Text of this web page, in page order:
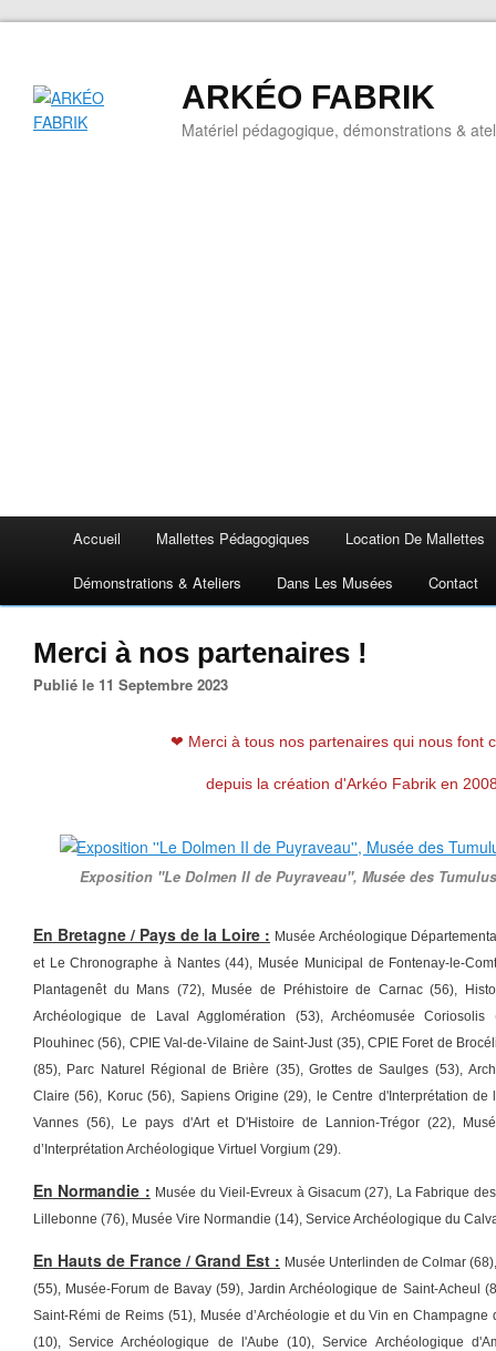
ARKÉO FABRIK
Matériel pédagogique, démonstrations &
Accueil Mallettes Pédagogiques Location De Mallettes
Démonstrations & Ateliers Dans Les Musées Contact
Merci à nos partenaires !
Publié le 11 Septembre 2023
❤ Merci à tous nos partenaires qui nous font
depuis la création d'Arkéo Fabrik en
Exposition ''Le Dolmen II de Puyraveau'', Musée des
En Bretagne / Pays de la Loire : Musée Archéologique
et Le Chronographe à Nantes (44), Musée Municipal de Fontenay-le-
Plantagenêt du Mans (72), Musée de Préhistoire de Carnac (56),
Archéologique de Laval Agglomération (53), Archéomusée Coriosolis
Plouhinec (56), CPIE Val-de-Vilaine de Saint-Just (35), CPIE Foret de
(85), Parc Naturel Régional de Brière (35), Grottes de Saulges (53),
Claire (56), Koruc (56), Sapiens Origine (29), le Centre d'Interprétation de
Vannes (56), Le pays d'Art et D'Histoire de Lannion-Trégor (22),
d’Interprétation Archéologique Virtuel Vorgium (29).
En Normandie : Musée du Vieil-Evreux à Gisacum (27), La Fabrique
Lillebonne (76), Musée Vire Normandie (14), Service Archéologique du
En Hauts de France / Grand Est : Musée Unterlinden de Colmar
(55), Musée-Forum de Bavay (59), Jardin Archéologique de Saint-Acheul
Saint-Rémi de Reims (51), Musée d’Archéologie et du Vin en Champagne
(10),Service Archéologique de l'Aube (10), Service Archéologique